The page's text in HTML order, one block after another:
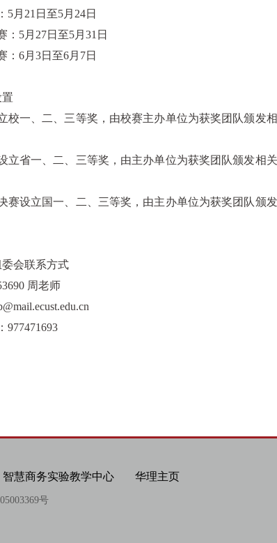
5月 21 日至5月 24日
： 5月 27日至5月 31 日
： 6月 3日至6月 7日
校一、二、三等奖，由校赛主办单位为获奖团队颁发
立省一、二、三等奖，由主办单位为获奖团队颁发相
赛设立国一、二、三等奖，由主办单位为获奖团队颁
会联系方式
周老师
977471693
智慧商务实验教学中心 华理主页
号